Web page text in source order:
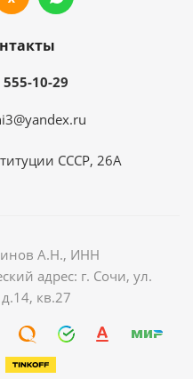
10-29
СССР, 26А
А.Н., ИНН
адрес: г. Сочи, ул.
д.14, кв.27